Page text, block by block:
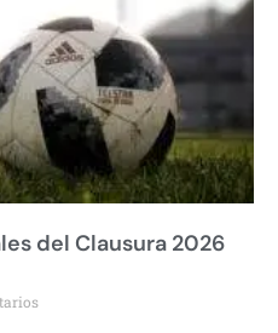
del Clausura 2026